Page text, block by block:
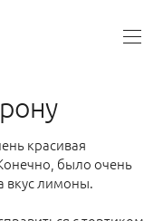
красивая
было очень
вкус лимоны.